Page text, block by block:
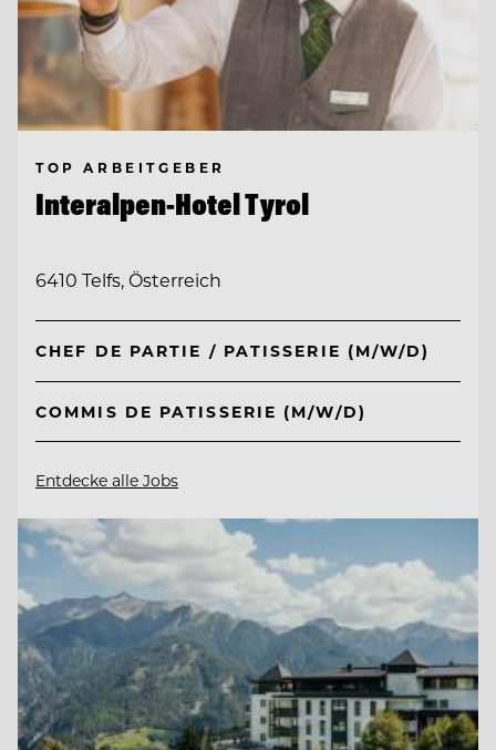
TOP ARBEITGEBER
Interalpen-Hotel Tyrol
6410 Telfs, Österreich
CHEF DE PARTIE / PATISSERIE (M/W/D)
COMMIS DE PATISSERIE (M/W/D)
Entdecke alle Jobs